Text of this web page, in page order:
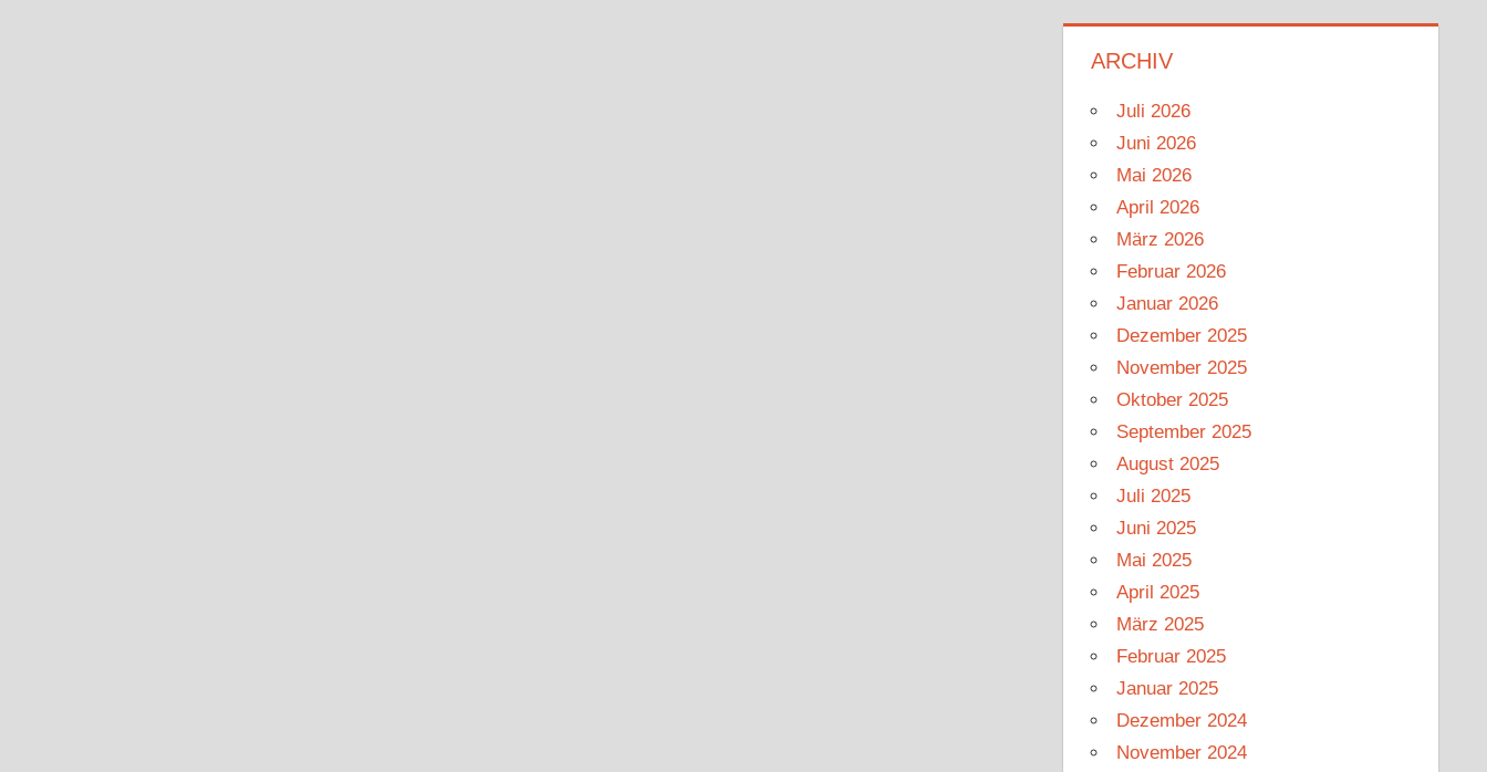
ARCHIV
Juli 2026
Juni 2026
Mai 2026
April 2026
März 2026
Februar 2026
Januar 2026
Dezember 2025
November 2025
Oktober 2025
September 2025
August 2025
Juli 2025
Juni 2025
Mai 2025
April 2025
März 2025
Februar 2025
Januar 2025
Dezember 2024
November 2024